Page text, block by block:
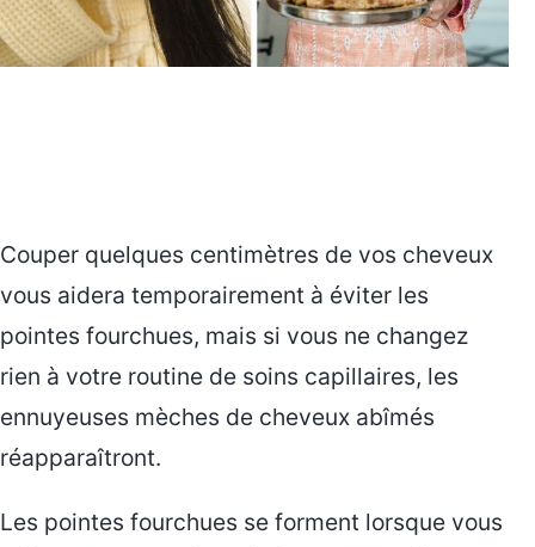
Couper quelques centimètres de vos cheveux
vous aidera temporairement à éviter les
pointes fourchues, mais si vous ne changez
rien à votre routine de soins capillaires, les
ennuyeuses mèches de cheveux abîmés
réapparaîtront.
Les pointes fourchues se forment lorsque vous